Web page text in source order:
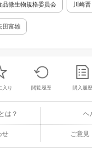
品微生物規格委員会 川崎晋
田富雄
入り 閲覧履歴 購入履歴
は？ ヘ
せ ご意見